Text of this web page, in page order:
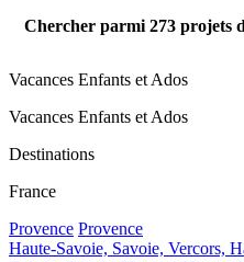
Chercher parmi 273 projets
Vacances Enfants et Ados
Vacances Enfants et Ados
Destinations
France
Provence Provence
Haute-Savoie, Savoie, Vercors,